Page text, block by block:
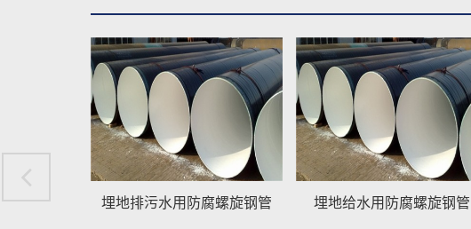
螺旋钢管 埋地给水用防腐螺旋钢管 埋地自来水输送用防腐钢管